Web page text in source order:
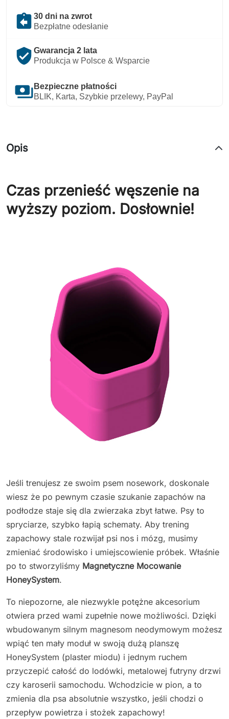
assignment_return 30 dni na zwrot
Bezpłatne odesłanie
verified_user Gwarancja 2 lata
Produkcja w Polsce & Wsparcie
payments Bezpieczne płatności
BLIK, Karta, Szybkie przelewy, PayPal
Opis
Czas przenieść węszenie na
wyższy poziom. Dosłownie!
Jeśli trenujesz ze swoim psem nosework, doskonale
wiesz że po pewnym czasie szukanie zapachów na
podłodze staje się dla zwierzaka zbyt łatwe. Psy to
spryciarze, szybko łapią schematy. Aby trening
zapachowy stale rozwijał psi nos i mózg, musimy
zmieniać środowisko i umiejscowienie próbek. Właśnie
po to stworzyliśmy Magnetyczne Mocowanie
HoneySystem.
To niepozorne, ale niezwykle potężne akcesorium
otwiera przed wami zupełnie nowe możliwości. Dzięki
wbudowanym silnym magnesom neodymowym możesz
wpiąć ten mały moduł w swoją dużą planszę
HoneySystem (plaster miodu) i jednym ruchem
przyczepić całość do lodówki, metalowej futryny drzwi
czy karoserii samochodu. Wchodzicie w pion, a to
zmienia dla psa absolutnie wszystko, jeśli chodzi o
przepływ powietrza i stożek zapachowy!